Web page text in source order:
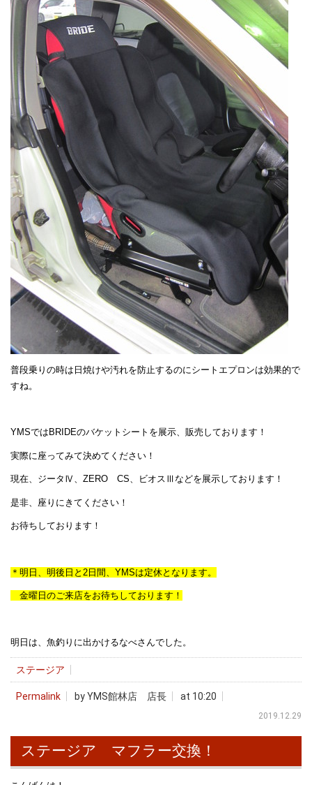
普段乗りの時は日焼けや汚れを防止するのにシートエプロンは効果的で
すね。
YMSではBRIDEのバケットシートを展示、販売しております！
実際に座ってみて決めてください！
現在、ジータⅣ、ZERO CS、ビオスⅢなどを展示しております！
是非、座りにきてください！
お待ちしております！
＊明日、明後日と2日間、YMSは定休となります。
金曜日のご来店をお待ちしております！
明日は、魚釣りに出かけるなべさんでした。
ステージア
Permalink by YMS館林店 店長 at 10:20
2019.12.29
ステージア マフラー交換！